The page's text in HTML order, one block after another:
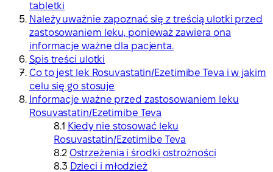
tabletki
Należy uważnie zapoznać się z treścią ulotki przed
zastosowaniem leku, ponieważ zawiera ona
informacje ważne dla pacjenta.
Spis treści ulotki
Co to jest lek Rosuvastatin/Ezetimibe Teva i w jakim
celu się go stosuje
Informacje ważne przed zastosowaniem leku
Rosuvastatin/Ezetimibe Teva
Kiedy nie stosować leku
Rosuvastatin/Ezetimibe Teva
Ostrzeżenia i środki ostrożności
Dzieci i młodzież